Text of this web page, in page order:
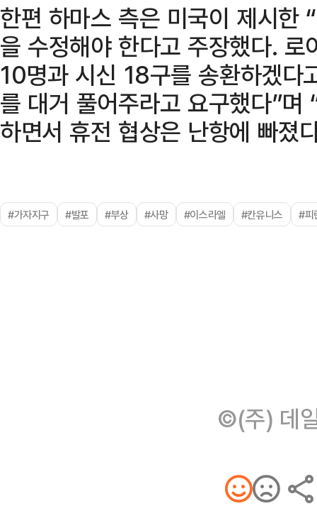
한편 하마스 측은 미국이 제시
을 수정해야 한다고 주장했다.
10명과 시신 18구를 송환하겠다
를 대거 풀어주라고 요구했다”
하면서 휴전 협상은 난항에 빠졌
#가자지구 #발포 #부상 #사망 #이스라엘 #칸유니스 #피
©(주) 데